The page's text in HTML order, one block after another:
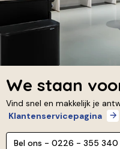
We staan
Vind snel en makkelijk je
Klantenservicepagina
Bel ons - 0226 - 355 340